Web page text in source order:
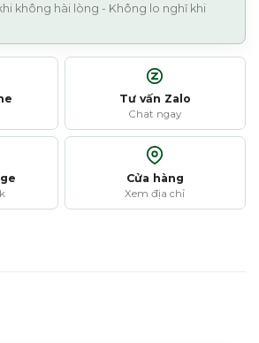
không hài lòng - Không lo nghĩ khi
Tư vấn Zalo
Chat ngay
Cửa hàng
Xem địa chỉ